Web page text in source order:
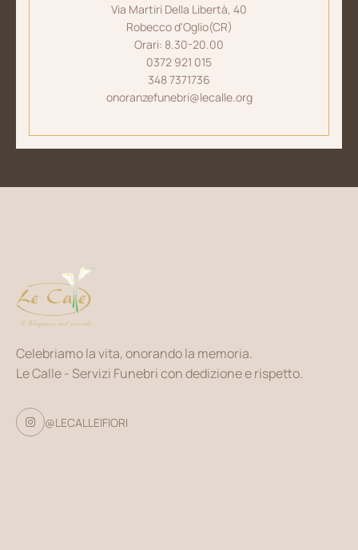
Via Martiri Della Libertà, 40
Robecco d'Oglio(CR)
Orari: 8.30-20.00
0372 921 015
348 7371736
onoranzefunebri@lecalle.org
Celebriamo la vita, onorando la memoria.
Le Calle - Servizi Funebri con dedizione e rispetto.
 @LECALLEIFIORI